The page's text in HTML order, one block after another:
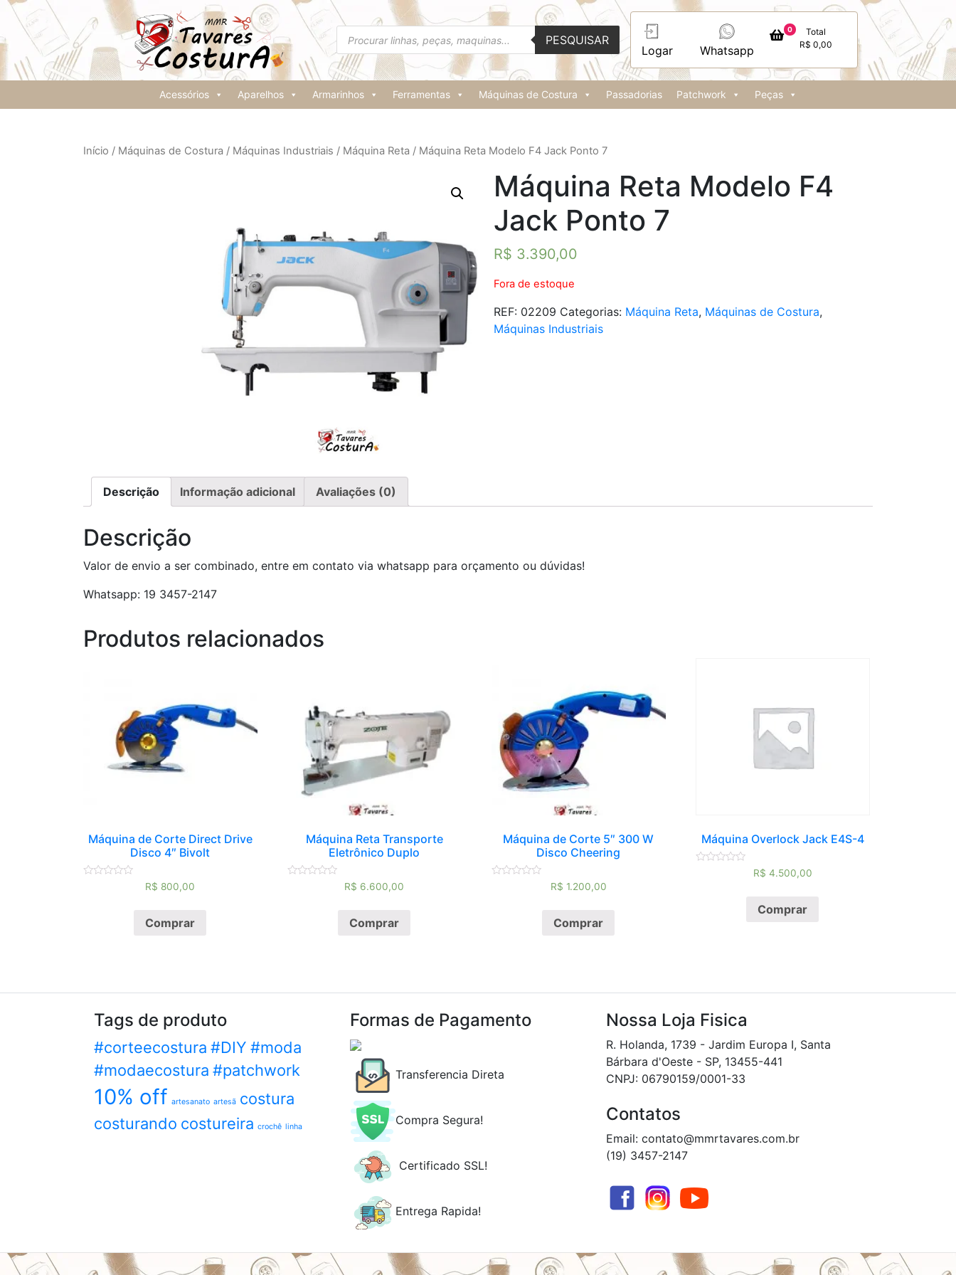
Pesquisar
produtos
PESQUISAR
Logar Whatsapp
0
Total
R$ 0,00
Acessórios Aparelhos Armarinhos Ferramentas Máquinas de Costura Passadorias Patchwork Peças
Início / Máquinas de Costura / Máquinas Industriais / Máquina Reta / Máquina Reta Modelo F4 Jack Ponto 7
Máquina Reta Modelo F4
Jack Ponto 7
R$ 3.390,00
Fora de estoque
REF: 02209 Categorias: Máquina Reta, Máquinas de Costura,
Máquinas Industriais
Descrição Informação adicional Avaliações (0)
Descrição
Valor de envio a ser combinado, entre em contato via whatsapp para orçamento ou dúvidas!
Whatsapp: 19 3457-2147
Produtos relacionados
Máquina de Corte Direct Drive
Disco 4″ Bivolt
R$ 800,00
Comprar
Máquina Reta Transporte
Eletrônico Duplo
R$ 6.600,00
Comprar
Máquina de Corte 5″ 300 W
Disco Cheering
R$ 1.200,00
Comprar
Máquina Overlock Jack E4S-4
R$ 4.500,00
Comprar
Tags de produto
#corteecostura #DIY #moda
#modaecostura #patchwork
10% off artesanato artesã costura
costurando costureira crochê linha
Formas de Pagamento
Transferencia Direta
Compra Segura!
Certificado SSL!
Entrega Rapida!
Nossa Loja Fisica
R. Holanda, 1739 - Jardim Europa I, Santa
Bárbara d'Oeste - SP, 13455-441
CNPJ: 06790159/0001-33
Contatos
Email: contato@mmrtavares.com.br
(19) 3457-2147